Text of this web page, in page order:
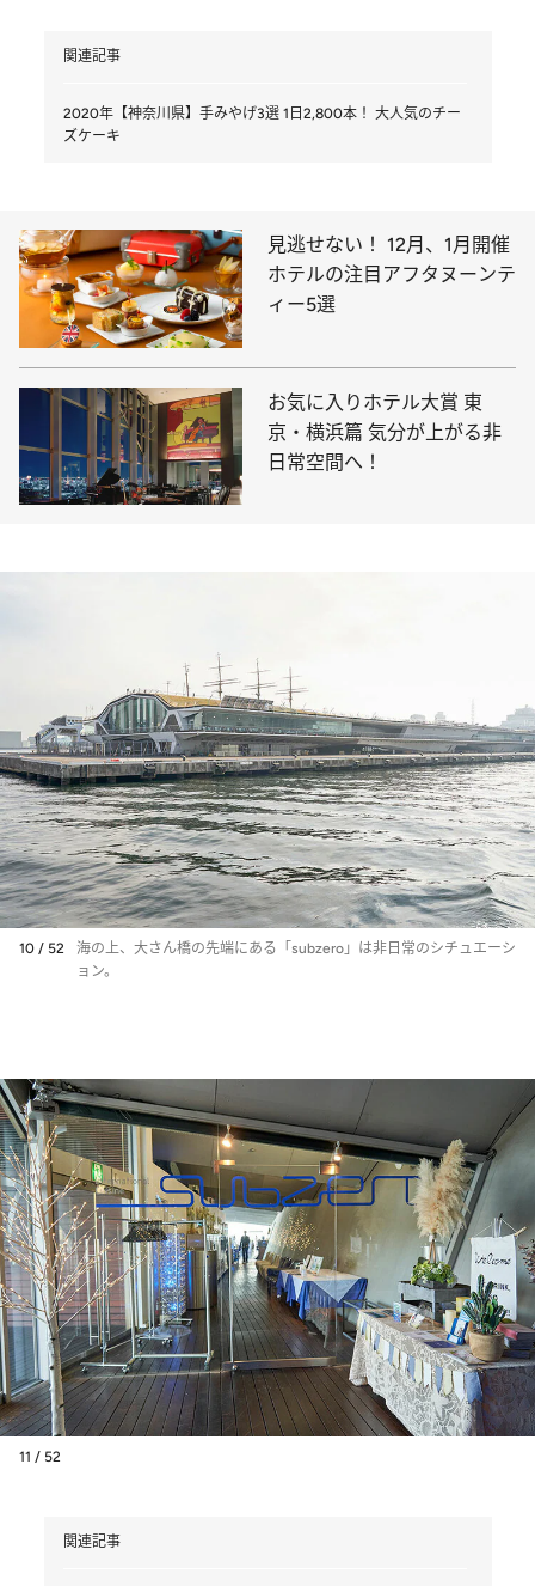
関連記事
2020年【神奈川県】手みやげ3選 1日2,800本！ 大人気のチー
ズケーキ
見逃せない！ 12月、1月開催
ホテルの注目アフタヌーンテ
ィー5選
お気に入りホテル大賞 東
京・横浜篇 気分が上がる非
日常空間へ！
10 / 52
海の上、大さん橋の先端にある「subzero」は非日常のシチュエーシ
ョン。
11 / 52
関連記事